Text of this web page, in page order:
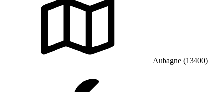
Aubagne (13400)